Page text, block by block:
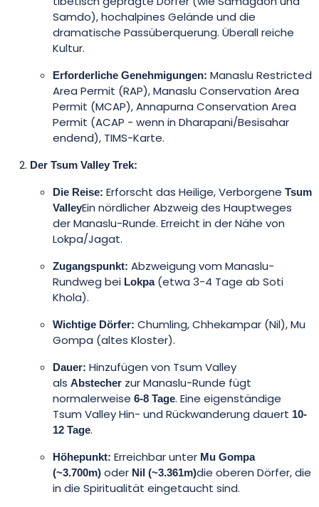
Samdo), hochalpines Gelände und die
dramatische Passüberquerung. Überall reiche
Kultur.
Erforderliche Genehmigungen: Manaslu Restricted
Area Permit (RAP), Manaslu Conservation Area
Permit (MCAP), Annapurna Conservation Area
Permit (ACAP - wenn in Dharapani/Besisahar
endend), TIMS-Karte.
Der Tsum Valley Trek:
Die Reise: Erforscht das Heilige, Verborgene Tsum
ValleyEin nördlicher Abzweig des Hauptweges
der Manaslu-Runde. Erreicht in der Nähe von
Lokpa/Jagat.
Zugangspunkt: Abzweigung vom Manaslu-
Rundweg bei Lokpa(etwa 3-4 Tage ab Soti
Khola).
Wichtige Dörfer: Chumling, Chhekampar (Nil), Mu
Gompa (altes Kloster).
Dauer: Hinzufügen von Tsum Valley
als Abstecher zur Manaslu-Runde fügt
normalerweise 6-8 Tage. Eine eigenständige
Tsum Valley Hin- und Rückwanderung dauert 10-
12 Tage.
Höhepunkt: Erreichbar unter Mu Gompa
(~3.700m) oder Nil (~3.361m)die oberen Dörfer, die
in die Spiritualität eingetaucht sind.